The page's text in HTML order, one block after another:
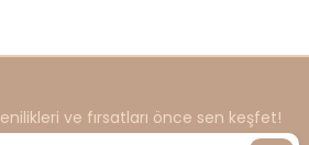
ve fırsatları önce sen keşfet!